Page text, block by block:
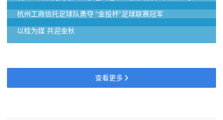
杭州工商信托足球队勇夺 “金投杯”足球联赛冠军
以桂为媒 共迎金秋
查看更多